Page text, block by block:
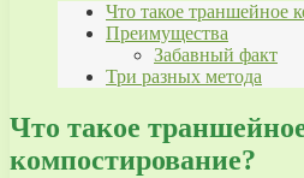
Что такое траншейное
Преимущества
Забавный факт
Три разных метода
Что такое
компостирование?